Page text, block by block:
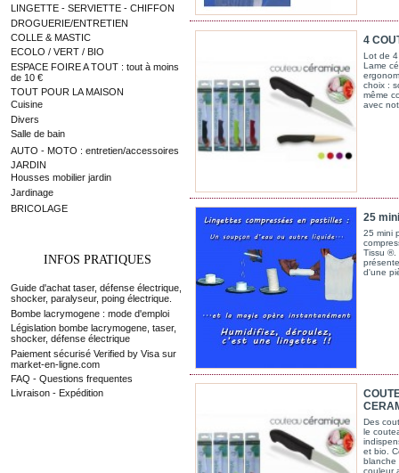
LINGETTE - SERVIETTE - CHIFFON
DROGUERIE/ENTRETIEN
COLLE & MASTIC
ECOLO / VERT / BIO
ESPACE FOIRE A TOUT : tout à moins
de 10 €
TOUT POUR LA MAISON
Cuisine
Divers
Salle de bain
AUTO - MOTO : entretien/accessoires
JARDIN
Housses mobilier jardin
Jardinage
BRICOLAGE
INFOS PRATIQUES
Guide d'achat taser, défense électrique,
shocker, paralyseur, poing électrique.
Bombe lacrymogene : mode d'emploi
Législation bombe lacrymogene, taser,
shocker, défense électrique
Paiement sécurisé Verified by Visa sur
market-en-ligne.com
FAQ - Questions frequentes
Livraison - Expédition
4
Lot de
Lame
choix :
même
avec
25
25 mini
Tissu ®.
d'une
Des
le
et bio.
blanche
couleur